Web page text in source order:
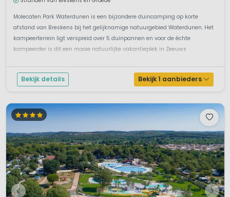
Molecaten Park Waterdunen is een bijzondere duincamping op korte
afstand van Breskens bij het gelijknamige natuurgebied Waterdunen. Het
kampeerterrein ligt verspreid over 5 duinpannen en voor de échte
kampeerder is dit een mooie natuurlijke vakantieplek in Zeeuws
een hel...
Bekijk details Bekijk 1 aanbieders